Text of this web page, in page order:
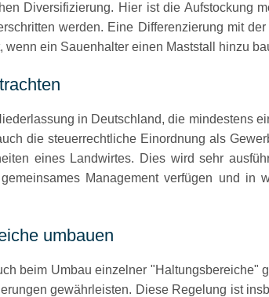
Diversifizierung. Hier ist die Aufstockung
werden. Eine Differenzierung mit
ein Sauenhalter einen Maststall hinzu
in Deutschland, die mindestens
die steuerrechtliche Einordnung als
eines Landwirtes. Dies wird sehr
Management verfügen und in
umbauen
beim Umbau einzelner Haltungsbereiche
gewährleisten. Diese Regelung ist